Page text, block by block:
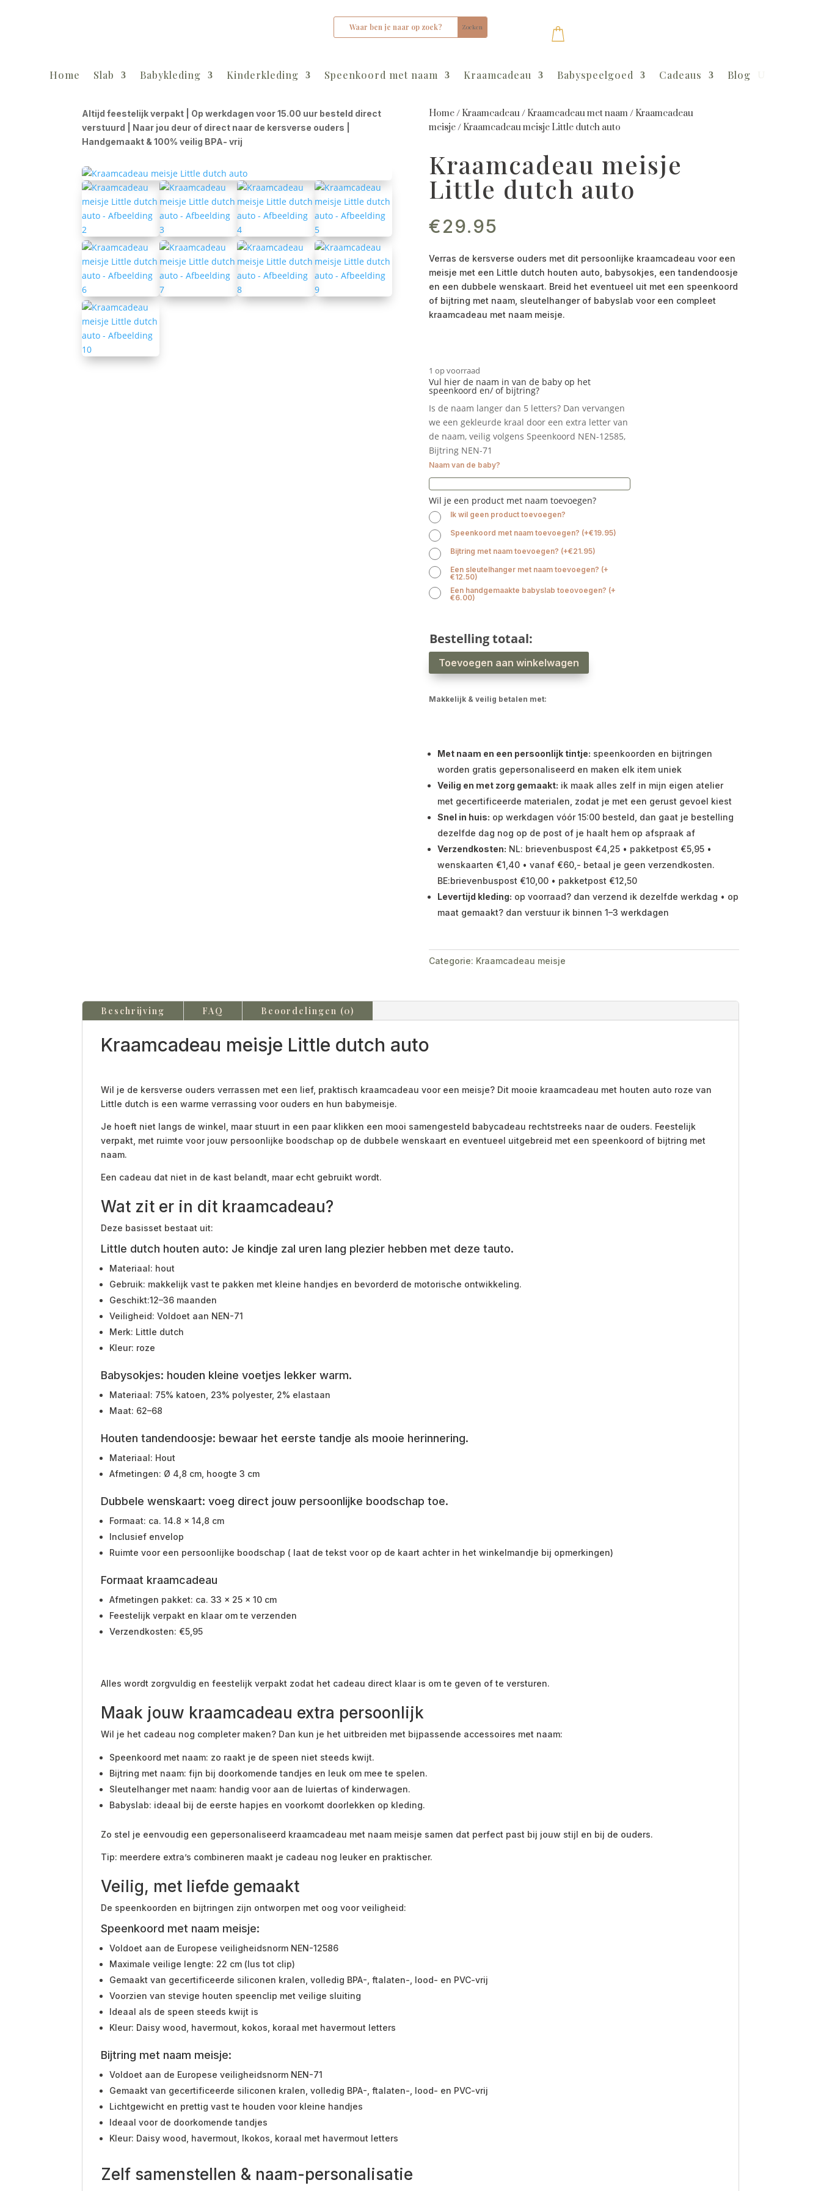
Home Slab Babykleding Kinderkleding Speenkoord met naam Kraamcadeau Babyspeelgoed Cadeaus Blog
Altijd feestelijk verpakt | Op werkdagen voor 15.00 uur besteld direct
verstuurd | Naar jou deur of direct naar de kersverse ouders |
Handgemaakt & 100% veilig BPA- vrij
Home/ Kraamcadeau/ Kraamcadeau met naam/ Kraamcadeau
meisje/ Kraamcadeau meisje Little dutch auto
Kraamcadeau meisje
Little dutch auto
€29.95
Verras de kersverse ouders met dit persoonlijke kraamcadeau voor een
meisje met een Little dutch houten auto, babysokjes, een tandendoosje
en een dubbele wenskaart. Breid het eventueel uit met een speenkoord
of bijtring met naam, sleutelhanger of babyslab voor een compleet
kraamcadeau met naam meisje.
1 op voorraad
Vul hier de naam in van de baby op het
speenkoord en/ of bijtring?
Is de naam langer dan 5 letters? Dan vervangen
we een gekleurde kraal door een extra letter van
de naam, veilig volgens Speenkoord NEN-12585,
Bijtring NEN-71
Naam van de baby?
Wil je een product met naam toevoegen?
Ik wil geen product toevoegen?
Speenkoord met naam toevoegen? (+€19.95)
Bijtring met naam toevoegen? (+€21.95)
Een sleutelhanger met naam toevoegen? (+
€12.50)
Een handgemaakte babyslab toeovoegen? (+
€6.00)
Bestelling totaal:
Kraamcadeau
meisje
Little
dutch
Toevoegen aan winkelwagen
Makkelijk & veilig betalen met:
Met naam en een persoonlijk tintje: speenkoorden en bijtringen
worden gratis gepersonaliseerd en maken elk item uniek
Veilig en met zorg gemaakt: ik maak alles zelf in mijn eigen atelier
met gecertificeerde materialen, zodat je met een gerust gevoel kiest
Snel in huis: op werkdagen vóór 15:00 besteld, dan gaat je bestelling
dezelfde dag nog op de post of je haalt hem op afspraak af
Verzendkosten: NL: brievenbuspost €4,25 • pakketpost €5,95 •
wenskaarten €1,40 • vanaf €60,- betaal je geen verzendkosten.
BE:brievenbuspost €10,00 • pakketpost €12,50
Levertijd kleding: op voorraad? dan verzend ik dezelfde werkdag • op
maat gemaakt? dan verstuur ik binnen 1–3 werkdagen
Categorie: Kraamcadeau meisje
Beschrijving FAQ Beoordelingen (0)
Kraamcadeau meisje Little dutch auto
Wil je de kersverse ouders verrassen met een lief, praktisch kraamcadeau voor een meisje? Dit mooie kraamcadeau met houten auto roze van
Little dutch is een warme verrassing voor ouders en hun babymeisje.
Je hoeft niet langs de winkel, maar stuurt in een paar klikken een mooi samengesteld babycadeau rechtstreeks naar de ouders. Feestelijk
verpakt, met ruimte voor jouw persoonlijke boodschap op de dubbele wenskaart en eventueel uitgebreid met een speenkoord of bijtring met
naam.
Een cadeau dat niet in de kast belandt, maar echt gebruikt wordt.
Wat zit er in dit kraamcadeau?
Deze basisset bestaat uit:
Little dutch houten auto: Je kindje zal uren lang plezier hebben met deze tauto.
Materiaal: hout
Gebruik: makkelijk vast te pakken met kleine handjes en bevorderd de motorische ontwikkeling.
Geschikt:12–36 maanden
Veiligheid: Voldoet aan NEN-71
Merk: Little dutch
Kleur: roze
Babysokjes: houden kleine voetjes lekker warm.
Materiaal: 75% katoen, 23% polyester, 2% elastaan
Maat: 62–68
Houten tandendoosje: bewaar het eerste tandje als mooie herinnering.
Materiaal: Hout
Afmetingen: Ø 4,8 cm, hoogte 3 cm
Dubbele wenskaart: voeg direct jouw persoonlijke boodschap toe.
Formaat: ca. 14.8 x 14,8 cm
Inclusief envelop
Ruimte voor een persoonlijke boodschap ( laat de tekst voor op de kaart achter in het winkelmandje bij opmerkingen)
Formaat kraamcadeau
Afmetingen pakket: ca. 33 x 25 x 10 cm
Feestelijk verpakt en klaar om te verzenden
Verzendkosten: €5,95
Alles wordt zorgvuldig en feestelijk verpakt zodat het cadeau direct klaar is om te geven of te versturen.
Maak jouw kraamcadeau extra persoonlijk
Wil je het cadeau nog completer maken? Dan kun je het uitbreiden met bijpassende accessoires met naam:
Speenkoord met naam: zo raakt je de speen niet steeds kwijt.
Bijtring met naam: fijn bij doorkomende tandjes en leuk om mee te spelen.
Sleutelhanger met naam: handig voor aan de luiertas of kinderwagen.
Babyslab: ideaal bij de eerste hapjes en voorkomt doorlekken op kleding.
Zo stel je eenvoudig een gepersonaliseerd kraamcadeau met naam meisje samen dat perfect past bij jouw stijl en bij de ouders.
Tip: meerdere extra’s combineren maakt je cadeau nog leuker en praktischer.
Veilig, met liefde gemaakt
De speenkoorden en bijtringen zijn ontworpen met oog voor veiligheid:
Speenkoord met naam meisje:
Voldoet aan de Europese veiligheidsnorm NEN-12586
Maximale veilige lengte: 22 cm (lus tot clip)
Gemaakt van gecertificeerde siliconen kralen, volledig BPA-, ftalaten-, lood- en PVC-vrij
Voorzien van stevige houten speenclip met veilige sluiting
Ideaal als de speen steeds kwijt is
Kleur: Daisy wood, havermout, kokos, koraal met havermout letters
Bijtring met naam meisje:
Voldoet aan de Europese veiligheidsnorm NEN-71
Gemaakt van gecertificeerde siliconen kralen, volledig BPA-, ftalaten-, lood- en PVC-vrij
Lichtgewicht en prettig vast te houden voor kleine handjes
Ideaal voor de doorkomende tandjes
Kleur: Daisy wood, havermout, lkokos, koraal met havermout letters
Zelf samenstellen & naam-personalisatie